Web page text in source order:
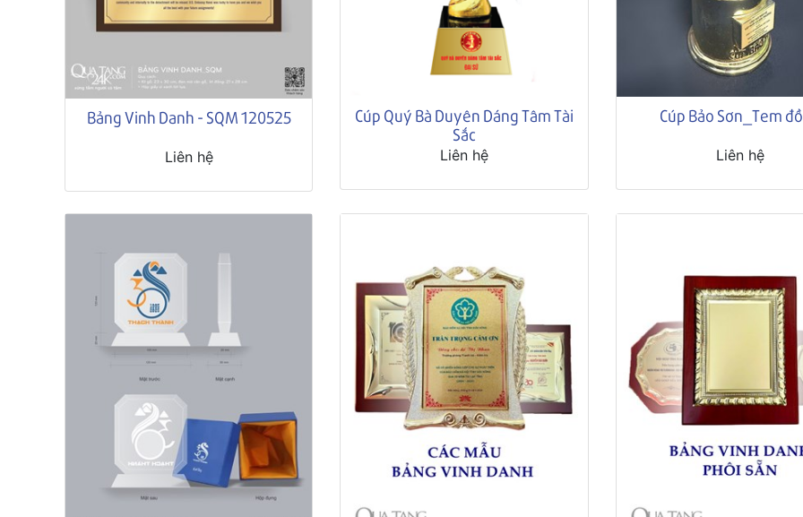
Bảng Vinh Danh - SQM 120525
Liên hệ
Cúp Quý Bà Duyên Dáng Tâm Tài
Sắc
Liên hệ
Cúp Bảo Sơn_Tem
Liên hệ